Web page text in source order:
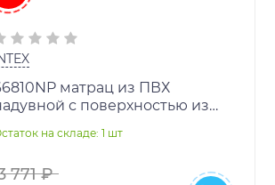
матрац из ПВХ
с поверхностью из
из текстильно
на складе: 1 шт
771 ₽